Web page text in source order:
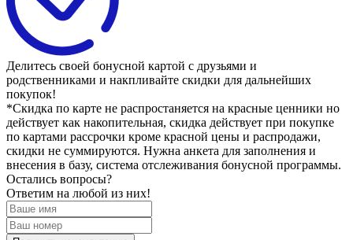
Делитесь своей бонусной картой с друзьями и
родственниками и накпливайте скидки для дальнейших
покупок!
*Скидка по карте не распростаняется на красные ценники но
действует как накопительная, скидка действует при покупке
по картами рассрочки кроме красной цены и распродажи,
скидки не суммируются. Нужна анкета для заполнения и
внесения в базу, система отслеживания бонусной программы.
Остались вопросы?
Ответим на любой из них!